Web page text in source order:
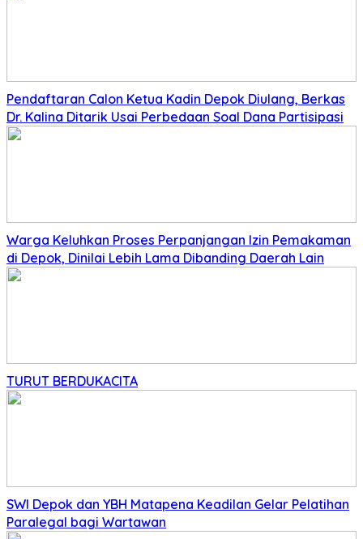
Pendaftaran Calon Ketua Kadin Depok Diulang, Berkas
Dr. Kalina Ditarik Usai Perbedaan Soal Dana Partisipasi
Warga Keluhkan Proses Perpanjangan Izin Pemakaman
di Depok, Dinilai Lebih Lama Dibanding Daerah Lain
TURUT BERDUKACITA
SWI Depok dan YBH Matapena Keadilan Gelar Pelatihan
Paralegal bagi Wartawan